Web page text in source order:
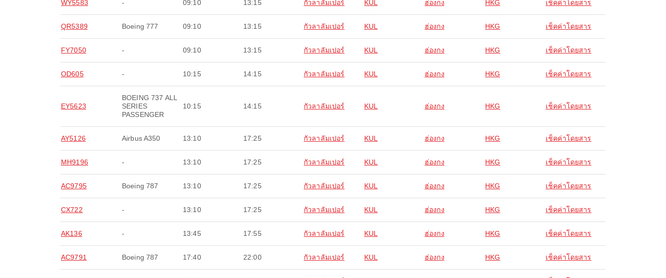
WY5583 - 09:10 13:15 กัวลาลัมเปอร์ KUL ฮ่องกง HKG เช็คค่าโดยสาร
QR5389 Boeing 777 09:10 13:15 กัวลาลัมเปอร์ KUL ฮ่องกง HKG เช็คค่าโดยสาร
FY7050 - 09:10 13:15 กัวลาลัมเปอร์ KUL ฮ่องกง HKG เช็คค่าโดยสาร
OD605 - 10:15 14:15 กัวลาลัมเปอร์ KUL ฮ่องกง HKG เช็คค่าโดยสาร
EY5623
BOEING 737 ALL
SERIES
PASSENGER
10:15 14:15 กัวลาลัมเปอร์ KUL ฮ่องกง HKG เช็คค่าโดยสาร
AY5126 Airbus A350 13:10 17:25 กัวลาลัมเปอร์ KUL ฮ่องกง HKG เช็คค่าโดยสาร
MH9196 - 13:10 17:25 กัวลาลัมเปอร์ KUL ฮ่องกง HKG เช็คค่าโดยสาร
AC9795 Boeing 787 13:10 17:25 กัวลาลัมเปอร์ KUL ฮ่องกง HKG เช็คค่าโดยสาร
CX722 - 13:10 17:25 กัวลาลัมเปอร์ KUL ฮ่องกง HKG เช็คค่าโดยสาร
AK136 - 13:45 17:55 กัวลาลัมเปอร์ KUL ฮ่องกง HKG เช็คค่าโดยสาร
AC9791 Boeing 787 17:40 22:00 กัวลาลัมเปอร์ KUL ฮ่องกง HKG เช็คค่าโดยสาร